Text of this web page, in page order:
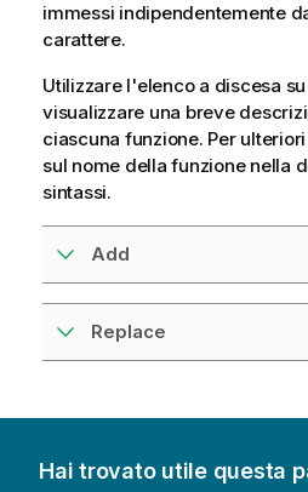
immessi indipendentemente
carattere.
Utilizzare l'elenco a discesa
visualizzare una breve
ciascuna funzione. Per
sul nome della funzione nella
sintassi.
Add
Replace
Hai trovato utile questa